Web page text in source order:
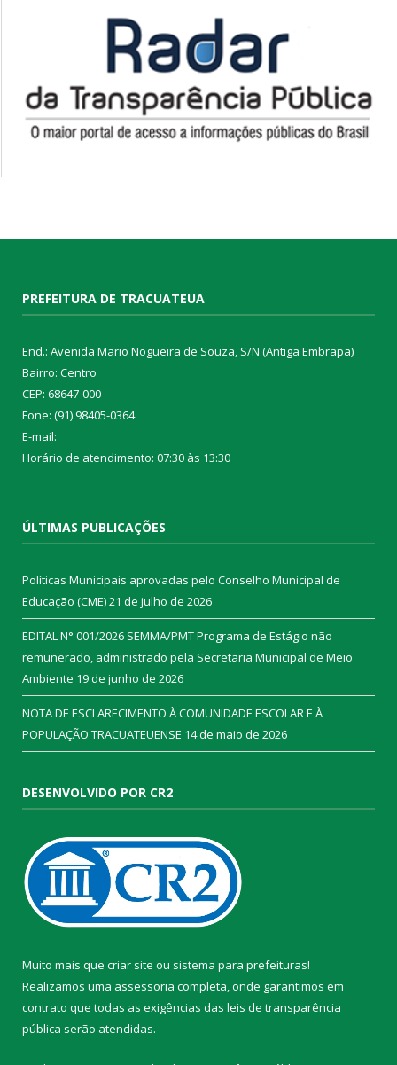
PREFEITURA DE TRACUATEUA
End.: Avenida Mario Nogueira de Souza, S/N (Antiga Embrapa)
Bairro: Centro
CEP: 68647-000
Fone: (91) 98405-0364
E-mail:
Horário de atendimento: 07:30 às 13:30
ÚLTIMAS PUBLICAÇÕES
Políticas Municipais aprovadas pelo Conselho Municipal de
Educação (CME)21 de julho de 2026
EDITAL N° 001/2026 SEMMA/PMT Programa de Estágio não
remunerado, administrado pela Secretaria Municipal de Meio
Ambiente 19 de junho de 2026
NOTA DE ESCLARECIMENTO À COMUNIDADE ESCOLAR E À
POPULAÇÃO TRACUATEUENSE 14 de maio de 2026
DESENVOLVIDO POR CR2
Muito mais que criar site ou sistema para prefeituras!
Realizamos uma assessoria completa, onde garantimos em
contrato que todas as exigências das leis de transparência
pública serão atendidas.